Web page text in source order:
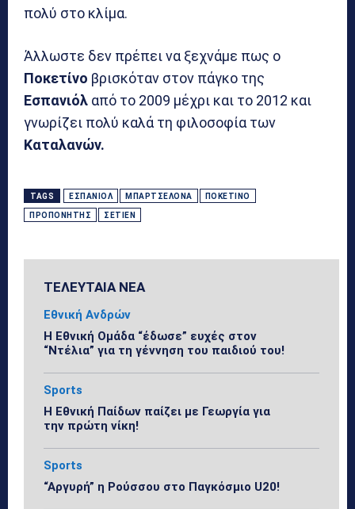
πολύ στο κλίμα.
Άλλωστε δεν πρέπει να ξεχνάμε πως ο
Ποκετίνο βρισκόταν στον πάγκο της
Εσπανιόλ από το 2009 μέχρι και το 2012 και
γνωρίζει πολύ καλά τη φιλοσοφία των
Καταλανών.
TAGS ΕΣΠΑΝΙΌΛ ΜΠΑΡΤΣΕΛΌΝΑ ΠΟΚΕΤΊΝΟ
ΠΡΟΠΟΝΗΤΉΣ ΣΕΤΙΈΝ
ΤΕΛΕΥΤΑΙΑ ΝΕΑ
Εθνική Ανδρών
Η Εθνική Ομάδα “έδωσε” ευχές στον
“Ντέλια” για τη γέννηση του παιδιού του!
Sports
Η Εθνική Παίδων παίζει με Γεωργία για
την πρώτη νίκη!
Sports
“Αργυρή” η Ρούσσου στο Παγκόσμιο U20!